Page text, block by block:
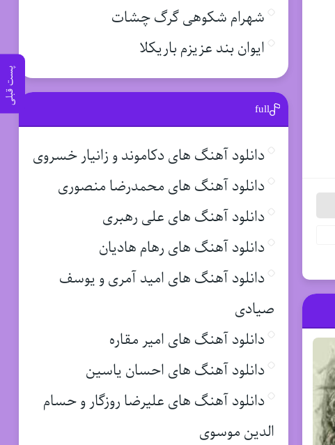
پست قبلی
شهرام شکوهی گرگ چشات
ایوان بند عزیزم باریکلا
full
دانلود آهنگ های دکاموند و زانیار خسروی
دانلود آهنگ های محمدرضا منصوری
دانلود آهنگ های علی رهبری
دانلود آهنگ های رهام هادیان
دانلود آهنگ های امید آمری و یوسف
صیادی
دانلود آهنگ های امیر مقاره
دانلود آهنگ های احسان یاسین
دانلود آهنگ های علیرضا روزگار و حسام
الدین موسوی